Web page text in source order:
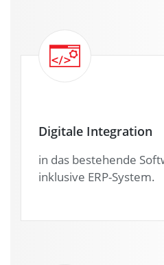
Digitale Integration
in das bestehende
inklusive ERP-System.